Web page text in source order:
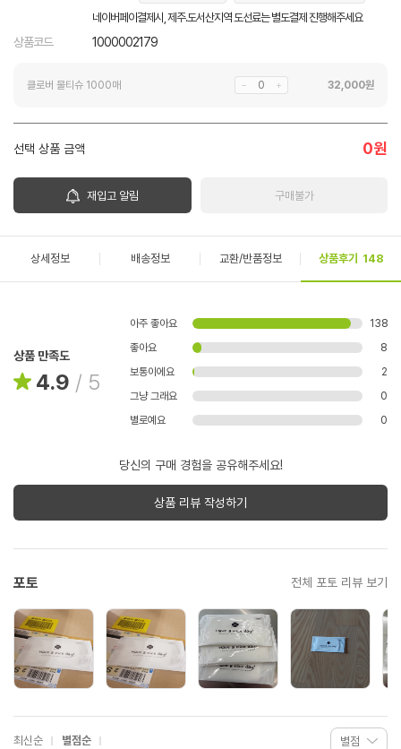
네이버페이결제시, 제주.도서산지역 도선료는 별도결제 진행해주세요
상품코드 1000002179
클로버 물티슈 1000매 32,000원
선택 상품 금액 0원
재입고 알림 구매불가
상세정보 배송정보 교환/반품정보 상품후기 148
상품 만족도
4.9 / 5
아주 좋아요
138
좋아요
8
보통이에요
2
그냥 그래요
0
별로예요
0
당신의 구매 경험을 공유해주세요!
상품 리뷰 작성하기
포토 전체 포토 리뷰 보기
최신순 별점순